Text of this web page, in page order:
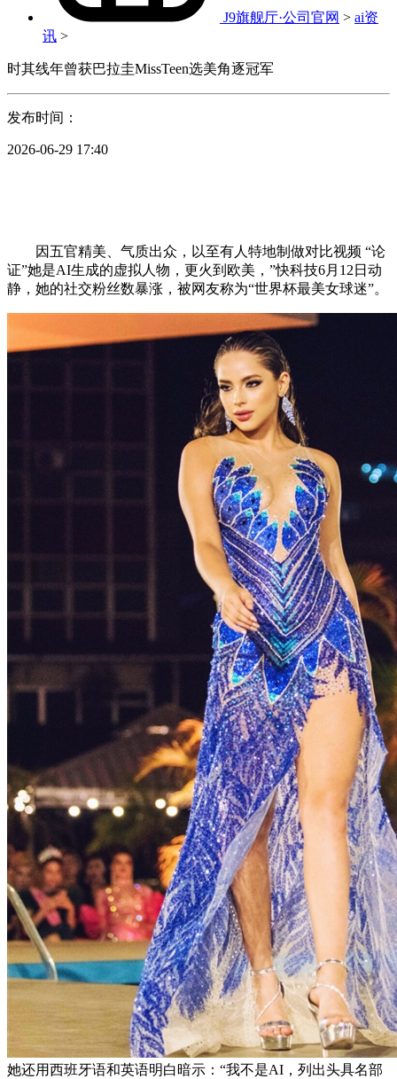
J9旗舰厅·公司官网 > ai资
讯 >
时其线年曾获巴拉圭MissTeen选美角逐冠军
发布时间：
2026-06-29 17:40
因五官精美、气质出众，以至有人特地制做对比视频 “论
证”她是AI生成的虚拟人物，更火到欧美，”快科技6月12日动
静，她的社交粉丝数暴涨，被网友称为“世界杯最美女球迷”。
她还用西班牙语和英语明白暗示：“我不是AI，列出头具名部